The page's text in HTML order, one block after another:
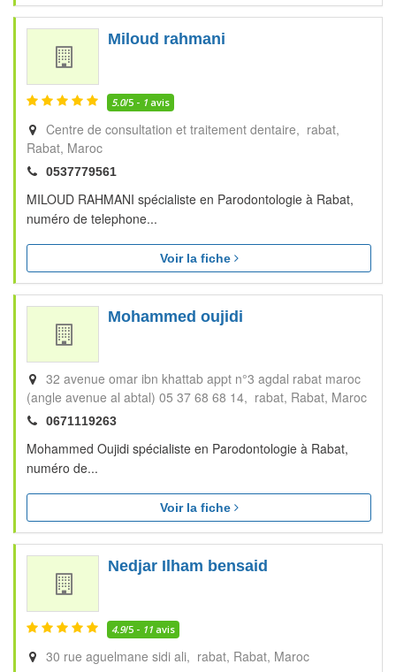
Miloud rahmani
5.0/5 - 1 avis
Centre de consultation et traitement dentaire, rabat
Rabat Maroc
0537779561
MILOUD RAHMANI spécialiste en Parodontologie à Rabat,
numéro de telephone...
Voir la fiche
Mohammed oujidi
32 avenue omar ibn khattab appt n°3 agdal rabat maroc
(angle avenue al abtal) 05 37 68 68 14, rabat Rabat Maroc
0671119263
Mohammed Oujidi spécialiste en Parodontologie à Rabat,
numéro de...
Voir la fiche
Nedjar Ilham bensaid
4.9/5 - 11 avis
30 rue aguelmane sidi ali, rabat Rabat Maroc